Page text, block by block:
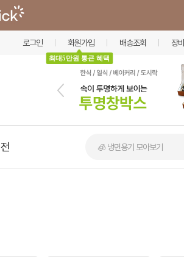
로그인 회원가입
최대5만원 통큰 혜택
배송조회 장
🧊 냉면용기 모아보기